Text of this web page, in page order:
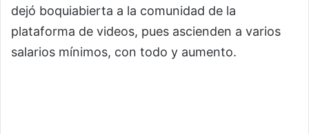
dejó boquiabierta a la comunidad de la
plataforma de videos, pues ascienden a varios
salarios mínimos, con todo y aumento.